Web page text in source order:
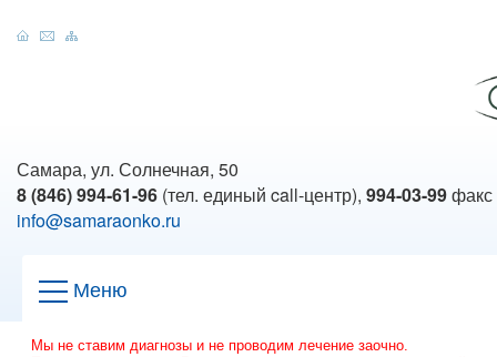
Самара, ул. Солнечная, 50
8 (846) 994-61-96 (тел. единый call-центр), 994-03-99факс
info@samaraonko.ru
Меню
Мы не ставим диагнозы и не проводим лечение заочно.